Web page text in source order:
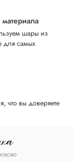
шары из
для самых
что вы доверяете